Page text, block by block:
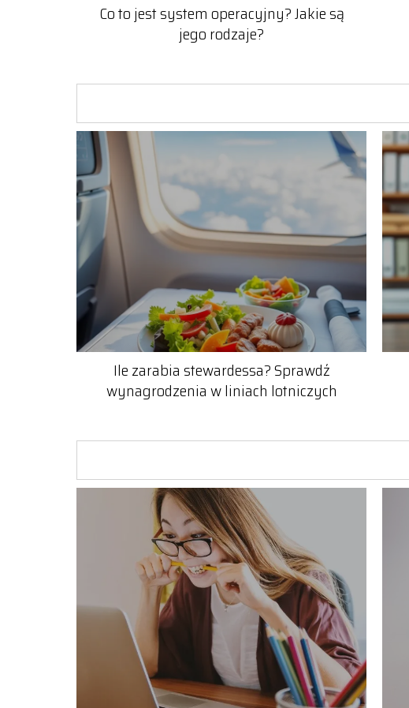
Co to jest system operacyjny? Jakie są
jego rodzaje?
Ile zarabia stewardessa? Sprawdź
wynagrodzenia w liniach lotniczych